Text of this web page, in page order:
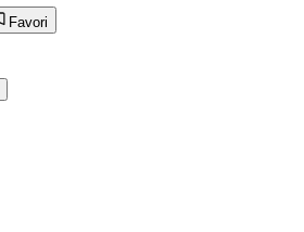
Favori